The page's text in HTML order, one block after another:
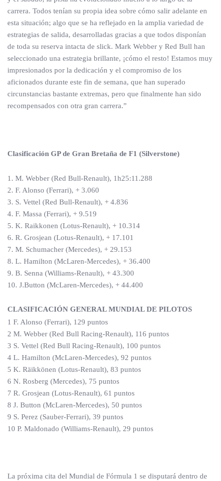
carrera. Todos tenían su propia idea sobre cómo salir adelante en
esta situación; algo que se ha reflejado en la amplia variedad de
estrategias de salida, desarrolladas gracias a que todos disponían
de toda su reserva intacta de slick. Mark Webber y Red Bull han
seleccionado una estrategia brillante, ¡cómo el resto! Estamos muy
impresionados por la dedicación y el compromiso de los
aficionados durante este fin de semana, que han superado
circunstancias bastante extremas, pero que finalmente han sido
recompensados con otra gran carrera.”
Clasificación GP de Gran Bretaña de F1 (Silverstone)
1. M. Webber (Red Bull-Renault), 1h25:11.288
2. F. Alonso (Ferrari), + 3.060
3. S. Vettel (Red Bull-Renault), + 4.836
4. F. Massa (Ferrari), + 9.519
5. K. Raikkonen (Lotus-Renault), + 10.314
6. R. Grosjean (Lotus-Renault), + 17.101
7. M. Schumacher (Mercedes), + 29.153
8. L. Hamilton (McLaren-Mercedes), + 36.400
9. B. Senna (Williams-Renault), + 43.300
10. J.Button (McLaren-Mercedes), + 44.400
CLASIFICACIÓN GENERAL MUNDIAL DE PILOTOS
1 F. Alonso (Ferrari), 129 puntos
2 M. Webber (Red Bull Racing-Renault), 116 puntos
3 S. Vettel (Red Bull Racing-Renault), 100 puntos
4 L. Hamilton (McLaren-Mercedes), 92 puntos
5 K. Räikkönen (Lotus-Renault), 83 puntos
6 N. Rosberg (Mercedes), 75 puntos
7 R. Grosjean (Lotus-Renault), 61 puntos
8 J. Button (McLaren-Mercedes), 50 puntos
9 S. Perez (Sauber-Ferrari), 39 puntos
10 P. Maldonado (Williams-Renault), 29 puntos
La próxima cita del Mundial de Fórmula 1 se disputará dentro de